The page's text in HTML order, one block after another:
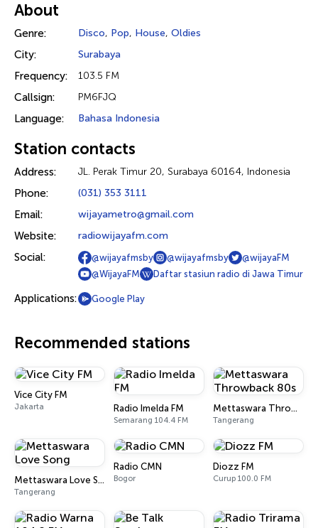
About
Genre: Disco, Pop, House, Oldies
City: Surabaya
Frequency: 103.5 FM
Callsign: PM6FJQ
Language: Bahasa Indonesia
Station contacts
Address: JL. Perak Timur 20, Surabaya 60164, Indonesia
Phone: (031) 353 3111
Email: wijayametro@gmail.com
Website: radiowijayafm.com
Social: @wijayafmsby @wijayafmsby
@wijayaFM
@WijayaFM
Daftar stasiun radio di Jawa Timur
Applications: Google Play
Recommended stations
Vice City FM
Jakarta Radio Imelda FM
Semarang 104.4 FM
Mettaswara Throwback 80s
Tangerang
Mettaswara Love Song
Tangerang
Radio CMN
Bogor
Diozz FM
Curup 100.0 FM